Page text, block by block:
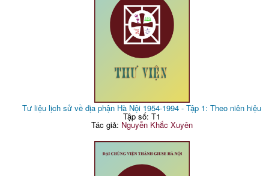
Tư liệu lịch sử về địa phận Hà Nội 1954-1994 - Tập 1: Theo niên hiệu
Tập số: T1
Tác giả: Nguyễn Khắc Xuyên